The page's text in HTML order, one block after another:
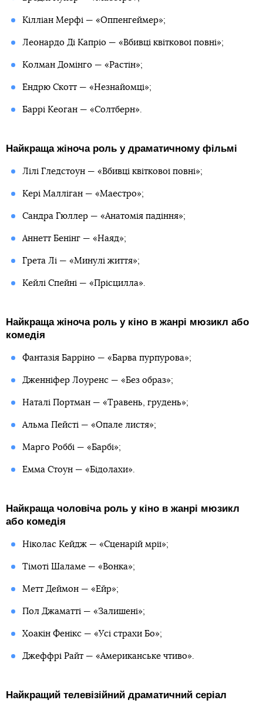
Кілліан Мерфі — «Оппенгеймер»;
Леонардо Ді Капріо — «Вбивці квіткової повні»;
Колман Домінго — «Растін»;
Ендрю Скотт — «Незнайомці»;
Баррі Кеоган — «Солтберн».
Найкраща жіноча роль у драматичному фільмі
Лілі Гледстоун — «Вбивці квіткової повні»;
Кері Малліган — «Маестро»;
Сандра Гюллер — «Анатомія падіння»;
Аннетт Бенінг — «Наяд»;
Грета Лі — «Минулі життя»;
Кейлі Спейні — «Прісцилла».
Найкраща жіноча роль у кіно в жанрі мюзикл або
комедія
Фантазія Барріно — «Барва пурпурова»;
Дженніфер Лоуренс — «Без образ»;
Наталі Портман — «Травень, грудень»;
Альма Пейсті — «Опале листя»;
Марго Роббі — «Барбі»;
Емма Стоун — «Бідолахи».
Найкраща чоловіча роль у кіно в жанрі мюзикл
або комедія
Ніколас Кейдж — «Сценарій мрії»;
Тімоті Шаламе — «Вонка»;
Метт Деймон — «Ейр»;
Пол Джаматті — «Залишені»;
Хоакін Фенікс — «Усі страхи Бо»;
Джеффрі Райт — «Американське чтиво».
Найкращий телевізійний драматичний серіал